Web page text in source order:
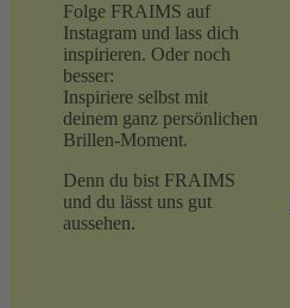
Folge FRAIMS auf
Instagram und lass dich
inspirieren. Oder noch
besser:
Inspiriere selbst mit
deinem ganz persönlichen
Brillen-Moment.
Denn du bist FRAIMS
und du lässt uns gut
aussehen.